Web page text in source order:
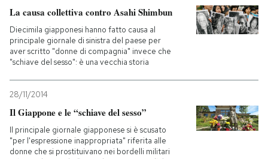
La causa collettiva contro Asahi Shimbun
Diecimila giapponesi hanno fatto causa al
principale giornale di sinistra del paese per
aver scritto "donne di compagnia" invece che
"schiave del sesso": è una vecchia storia
28/11/2014
Il Giappone e le “schiave del sesso”
Il principale giornale giapponese si è scusato
"per l'espressione inappropriata" riferita alle
donne che si prostituivano nei bordelli militari